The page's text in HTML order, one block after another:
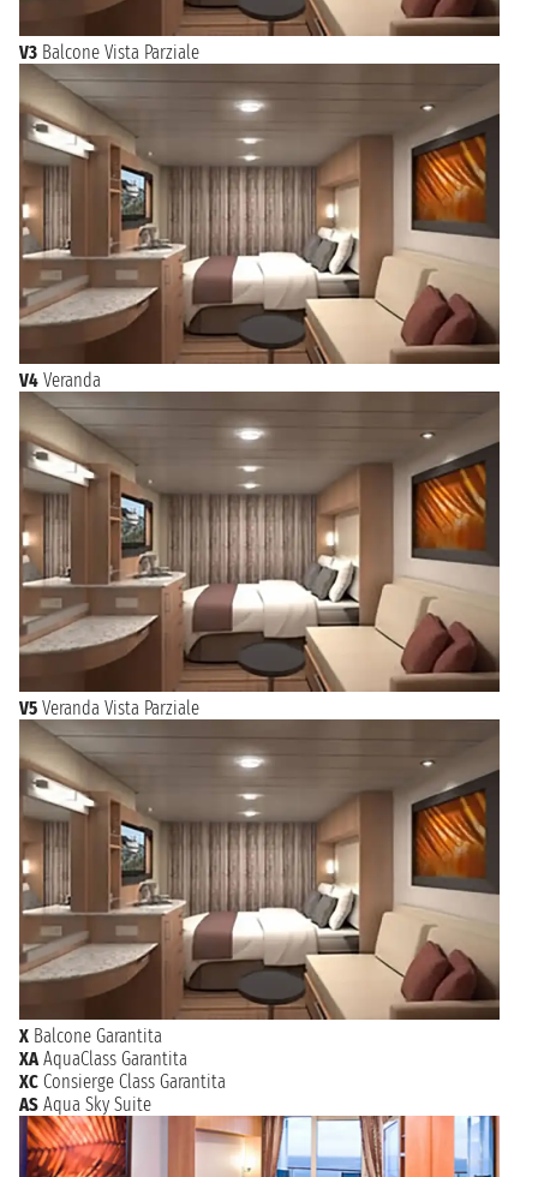
V3 Balcone Vista Parziale
V4 Veranda
V5 Veranda Vista Parziale
X Balcone Garantita
XA AquaClass Garantita
XC Consierge Class Garantita
AS Aqua Sky Suite